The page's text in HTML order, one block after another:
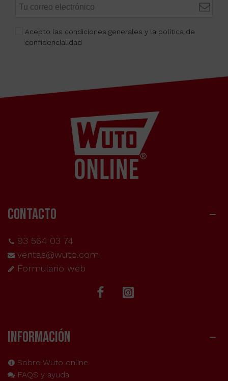
Acepto las condiciones generales y la política de
confidencialidad
CONTACTO
93 564 03 74
ventas@wuto.com
Formulario web
INFORMACIÓN
Sobre Wuto online
FAQS y ayuda